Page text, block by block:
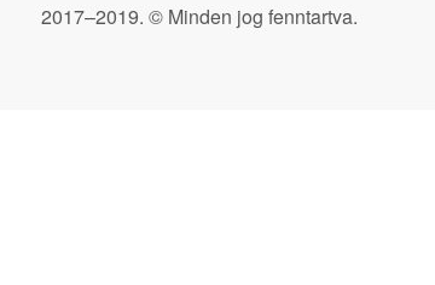
2017–2019. © Minden jog fenntartva.